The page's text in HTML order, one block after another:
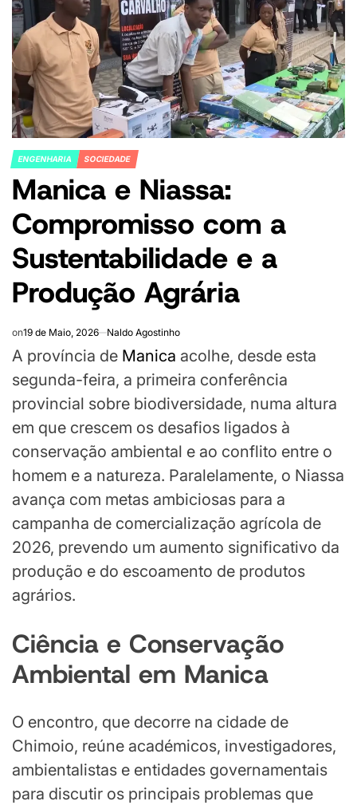
POSTED
IN
ENGENHARIA SOCIEDADE
Manica e Niassa:
Compromisso com a
Sustentabilidade e a
Produção Agrária
on19 de Maio, 2026 Naldo Agostinho
A província de Manica acolhe, desde esta
segunda-feira, a primeira conferência
provincial sobre biodiversidade, numa altura
em que crescem os desafios ligados à
conservação ambiental e ao conflito entre o
homem e a natureza. Paralelamente, o Niassa
avança com metas ambiciosas para a
campanha de comercialização agrícola de
2026, prevendo um aumento significativo da
produção e do escoamento de produtos
agrários.
Ciência e Conservação
Ambiental em Manica
O encontro, que decorre na cidade de
Chimoio, reúne académicos, investigadores,
ambientalistas e entidades governamentais
para discutir os principais problemas que